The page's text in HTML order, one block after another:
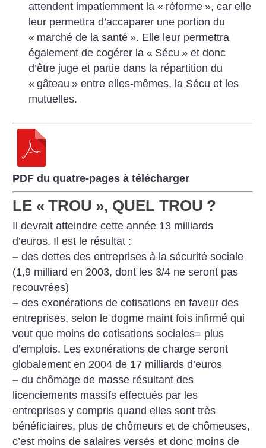
attendent impatiemment la « réforme », car elle
leur permettra d’accaparer une portion du
« marché de la santé ». Elle leur permettra
également de cogérer la « Sécu » et donc
d’être juge et partie dans la répartition du
« gâteau » entre elles-mêmes, la Sécu et les
mutuelles.
PDF du quatre-pages à télécharger
LE « TROU », QUEL TROU ?
Il devrait atteindre cette année 13 milliards
d’euros. Il est le résultat :
– des dettes des entreprises à la sécurité sociale
(1,9 milliard en 2003, dont les 3/4 ne seront pas
recouvrées)
– des exonérations de cotisations en faveur des
entreprises, selon le dogme maint fois infirmé qui
veut que moins de cotisations sociales= plus
d’emplois. Les exonérations de charge seront
globalement en 2004 de 17 milliards d’euros
– du chômage de masse résultant des
licenciements massifs effectués par les
entreprises y compris quand elles sont très
bénéficiaires, plus de chômeurs et de chômeuses,
c’est moins de salaires versés et donc moins de